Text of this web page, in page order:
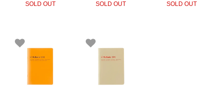
SOLD OUT
SOLD OUT
SOLD OUT